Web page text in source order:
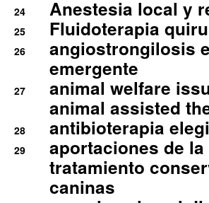
24 Anestesia local y
25 Fluidoterapia
26
angiostrongilosis
emergente
27
animal welfare
animal assisted
28 antibioterapia
29
aportaciones de
tratamiento
caninas